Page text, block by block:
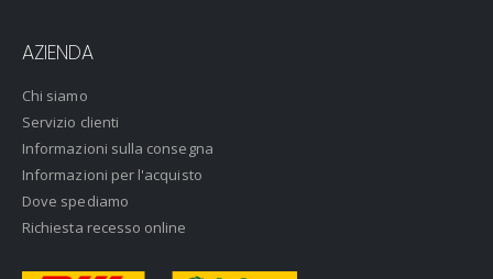
AZIENDA
Chi siamo
Servizio clienti
Informazioni sulla consegna
Informazioni per l'acquisto
Dove spediamo
Richiesta recesso online